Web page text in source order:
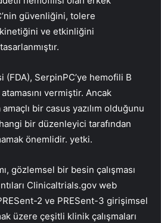
güvenliğini, tolere
ve etkinliğini
(FDA), SerpinPC’ye hemofili B
vermiştir. Ancak
bir casus yazılım olduğunu
bir düzenleyici tarafından
önemlidir. yetki.
gözlemsel bir besin çalışması
Clinicaltrials.gov web
2 ve PRESent-3 girişimsel
üzere çeşitli klinik çalışmaları